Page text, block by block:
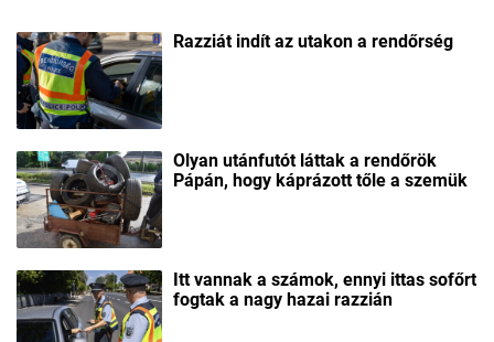
Razziát indít az utakon a rendőrség
Olyan utánfutót láttak a rendőrök
Pápán, hogy káprázott tőle a szemük
Itt vannak a számok, ennyi ittas sofőrt
fogtak a nagy hazai razzián